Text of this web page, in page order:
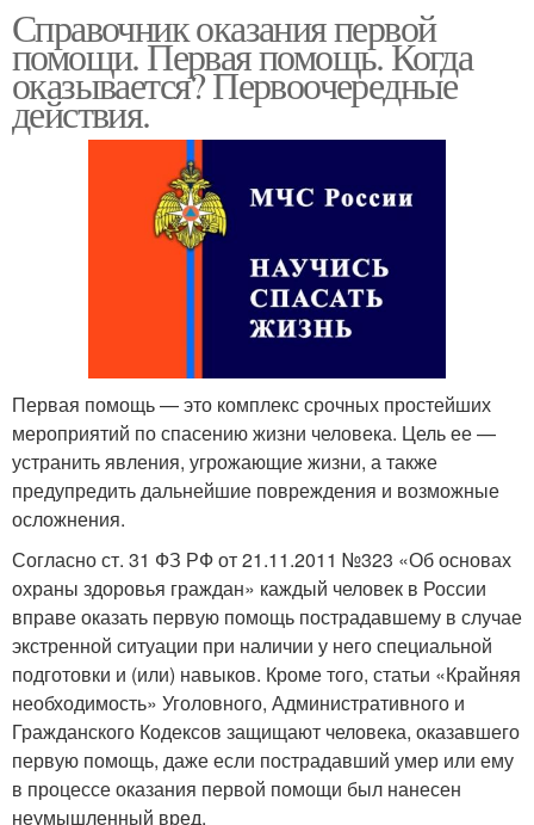
Справочник оказания первой
помощи. Первая помощь. Когда
оказывается? Первоочередные
действия.
Первая помощь — это комплекс срочных простейших
мероприятий по спасению жизни человека. Цель ее —
устранить явления, угрожающие жизни, а также
предупредить дальнейшие повреждения и возможные
осложнения.
Согласно ст. 31 ФЗ РФ от 21.11.2011 №323 «Об основах
охраны здоровья граждан» каждый человек в России
вправе оказать первую помощь пострадавшему в случае
экстренной ситуации при наличии у него специальной
подготовки и (или) навыков. Кроме того, статьи «Крайняя
необходимость» Уголовного, Административного и
Гражданского Кодексов защищают человека, оказавшего
первую помощь, даже если пострадавший умер или ему
в процессе оказания первой помощи был нанесен
неумышленный вред.